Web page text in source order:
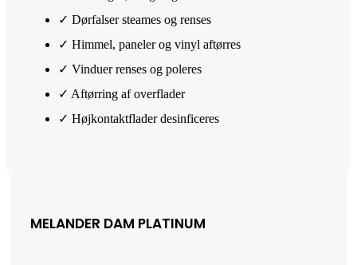
✓ Dørfalser steames og renses
✓ Himmel, paneler og vinyl aftørres
✓ Vinduer renses og poleres
✓ Aftørring af overflader
✓ Højkontaktflader desinficeres
MELANDER DAM PLATINUM